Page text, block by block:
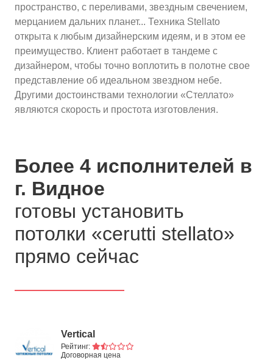
пространство, с переливами, звездным свечением,
мерцанием дальних планет... Техника Stellato
открыта к любым дизайнерским идеям, и в этом ее
преимущество. Клиент работает в тандеме с
дизайнером, чтобы точно воплотить в полотне свое
представление об идеальном звездном небе.
Другими достоинствами технологии «Стеллато»
являются скорость и простота изготовления.
Более 4 исполнителей в
г. Видное
готовы установить
потолки «cerutti stellato»
прямо сейчас
Vertical
Рейтинг:
Договорная цена